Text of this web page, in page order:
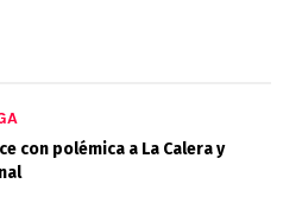
con polémica a La Calera y